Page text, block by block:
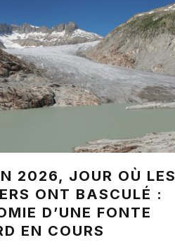
2026, JOUR OÙ LES
ONT BASCULÉ :
D’UNE FONTE
EN COURS